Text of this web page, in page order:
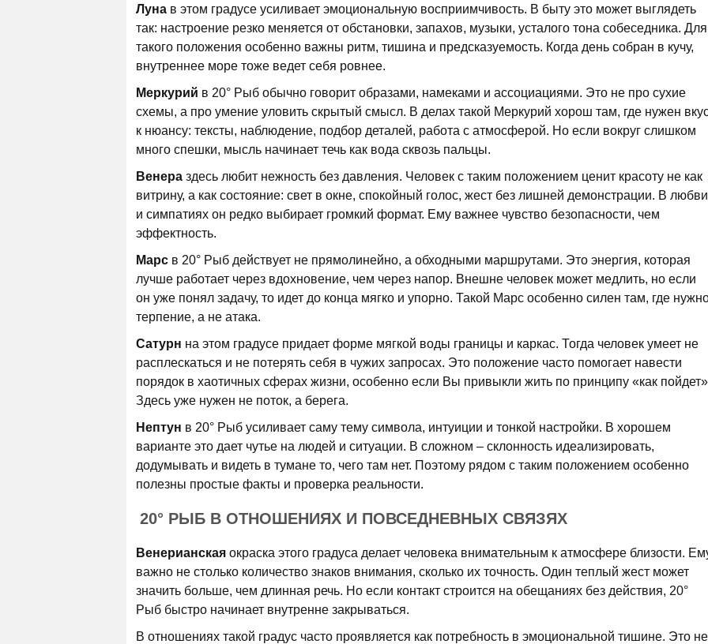
Луна в этом градусе усиливает эмоциональную восприимчивость. В быту это может выглядеть
так: настроение резко меняется от обстановки, запахов, музыки, усталого тона собеседника. Для
такого положения особенно важны ритм, тишина и предсказуемость. Когда день собран в кучу,
внутреннее море тоже ведет себя ровнее.
Меркурий в 20° Рыб обычно говорит образами, намеками и ассоциациями. Это не про сухие
схемы, а про умение уловить скрытый смысл. В делах такой Меркурий хорош там, где нужен
к нюансу: тексты, наблюдение, подбор деталей, работа с атмосферой. Но если вокруг слишком
много спешки, мысль начинает течь как вода сквозь пальцы.
Венера здесь любит нежность без давления. Человек с таким положением ценит красоту не как
витрину, а как состояние: свет в окне, спокойный голос, жест без лишней демонстрации. В любви
и симпатиях он редко выбирает громкий формат. Ему важнее чувство безопасности, чем
эффектность.
Марс в 20° Рыб действует не прямолинейно, а обходными маршрутами. Это энергия, которая
лучше работает через вдохновение, чем через напор. Внешне человек может медлить, но если
он уже понял задачу, то идет до конца мягко и упорно. Такой Марс особенно силен там, где
терпение, а не атака.
Сатурн на этом градусе придает форме мягкой воды границы и каркас. Тогда человек умеет не
расплескаться и не потерять себя в чужих запросах. Это положение часто помогает навести
порядок в хаотичных сферах жизни, особенно если Вы привыкли жить по принципу «как
Здесь уже нужен не поток, а берега.
Нептун в 20° Рыб усиливает саму тему символа, интуиции и тонкой настройки. В хорошем
варианте это дает чутье на людей и ситуации. В сложном – склонность идеализировать,
додумывать и видеть в тумане то, чего там нет. Поэтому рядом с таким положением особенно
полезны простые факты и проверка реальности.
20° РЫБ В ОТНОШЕНИЯХ И ПОВСЕДНЕВНЫХ СВЯЗЯХ
Венерианская окраска этого градуса делает человека внимательным к атмосфере близости.
важно не столько количество знаков внимания, сколько их точность. Один теплый жест может
значить больше, чем длинная речь. Но если контакт строится на обещаниях без действия, 20°
Рыб быстро начинает внутренне закрываться.
В отношениях такой градус часто проявляется как потребность в эмоциональной тишине. Это не